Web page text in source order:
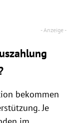
bekommen
Je